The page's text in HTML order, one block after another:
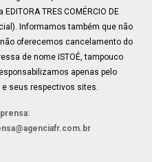
TRES COMÉRCIO DE
Informamos também que não
oferecemos cancelamento do
de nome ISTOÉ, tampouco
apenas pelo
seus respectivos sites.